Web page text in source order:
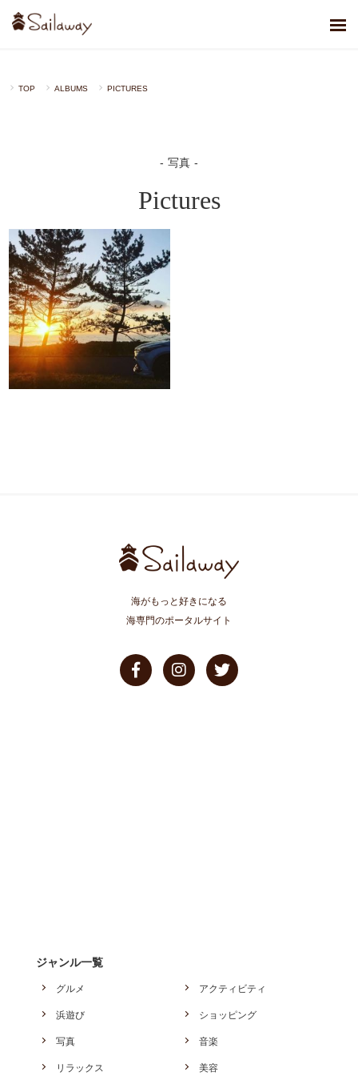
TOP ALBUMS PICTURES
写真
Pictures
海がもっと好きになる
海専門のポータルサイト
ジャンル一覧
グルメ アクティビティ
浜遊び ショッピング
写真 音楽
リラックス 美容